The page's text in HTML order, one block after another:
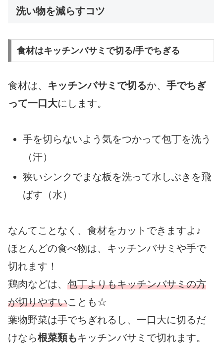
洗い物を減らすコツ
食材はキッチンバサミで切る/手でちぎる
食材は、 キッチンバサミで切るか、 手でちぎ
って一口大にします。
手を切らないよう気をつかって包丁を洗う
（汗）
狭いシンクでまな板を洗って水しぶきを飛
ばす（水）
なんてことなく、食材をカットできますよ♪
ほとんどの食べ物は、キッチンバサミや手で
切れます！
鶏肉などは、 包丁よりもキッチンバサミの方
が切りやすいことも☆
葉物野菜は手でちぎれるし、一口大に切るだ
けなら根菜類もキッチンバサミで切れます。